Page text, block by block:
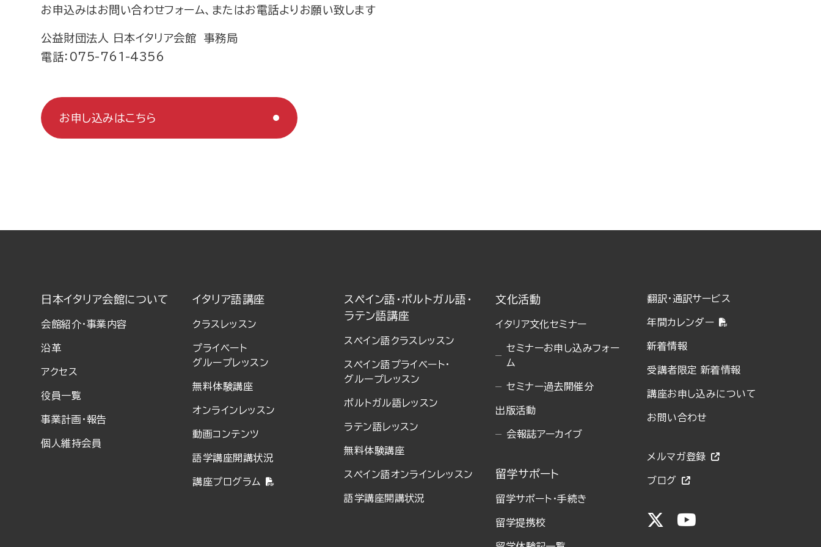
お申込みはお問い合わせフォーム、またはお電話よりお願い致します
公益財団法人 日本イタリア会館 事務局
電話：075-761-4356
お申し込みはこちら
日本イタリア会館について
会館紹介・事業内容
沿革
アクセス
役員一覧
事業計画・報告
個人維持会員
イタリア語講座
クラスレッスン
プライベート
グループレッスン
無料体験講座
オンラインレッスン
動画コンテンツ
語学講座開講状況
講座プログラム
スペイン語・ポルトガル語・
ラテン語講座
スペイン語クラスレッスン
スペイン語プライベート・
グループレッスン
ポルトガル語レッスン
ラテン語レッスン
無料体験講座
スペイン語オンラインレッスン
語学講座開講状況
文化活動
イタリア文化セミナー
セミナーお申し込みフォー
ム
セミナー過去開催分
出版活動
会報誌アーカイブ
留学サポート
留学サポート・手続き
留学提携校
翻訳・通訳サービス
年間カレンダー
新着情報
受講者限定 新着情報
講座お申し込みについて
お問い合わせ
メルマガ登録
ブログ